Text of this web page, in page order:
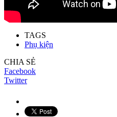
TAGS
Phụ kiện
CHIA SẺ
Facebook
Twitter